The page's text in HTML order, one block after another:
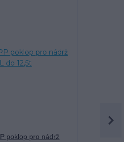
poklop pro nádrž